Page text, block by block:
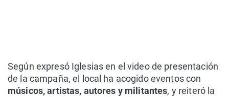
Según expresó Iglesias en el video de presentación
de la campaña, el local ha acogido eventos con
músicos, artistas, autores y militantes, y reiteró la